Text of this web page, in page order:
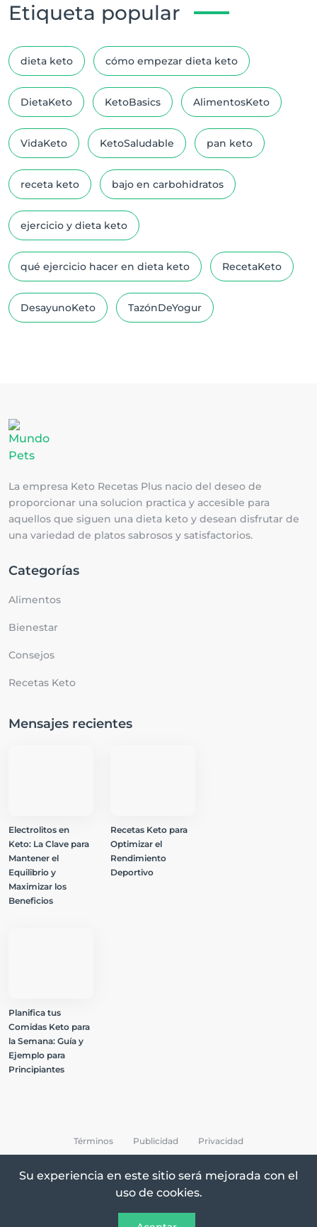
Etiqueta popular
dieta keto cómo empezar dieta keto
DietaKeto KetoBasics AlimentosKeto
VidaKeto KetoSaludable pan keto
receta keto bajo en carbohidratos
ejercicio y dieta keto
qué ejercicio hacer en dieta keto RecetaKeto
DesayunoKeto TazónDeYogur
La empresa Keto Recetas Plus nacio del deseo de
proporcionar una solucion practica y accesible para
aquellos que siguen una dieta keto y desean disfrutar de
una variedad de platos sabrosos y satisfactorios.
Categorías
Alimentos
Bienestar
Consejos
Recetas Keto
Mensajes recientes
Electrolitos en
Keto: La Clave para
Mantener el
Equilibrio y
Maximizar los
Beneficios
Recetas Keto para
Optimizar el
Rendimiento
Deportivo
Planifica tus
Comidas Keto para
la Semana: Guía y
Ejemplo para
Principiantes
All Rights Reserved © 2026 Keto Recetas
Términos Publicidad Privacidad
Su experiencia en este sitio será mejorada con el
uso de cookies.